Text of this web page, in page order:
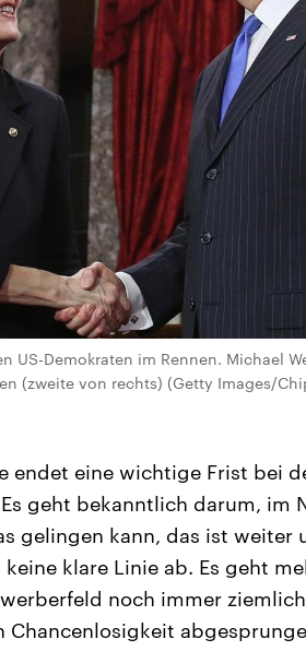
US-Demokraten im Rennen. Michael
(zweite von rechts) (Getty Images/
endet eine wichtige Frist bei
geht bekanntlich darum, im
gelingen kann, das ist weiter
klare Linie ab. Es geht
noch immer
Chancenlosigkeit